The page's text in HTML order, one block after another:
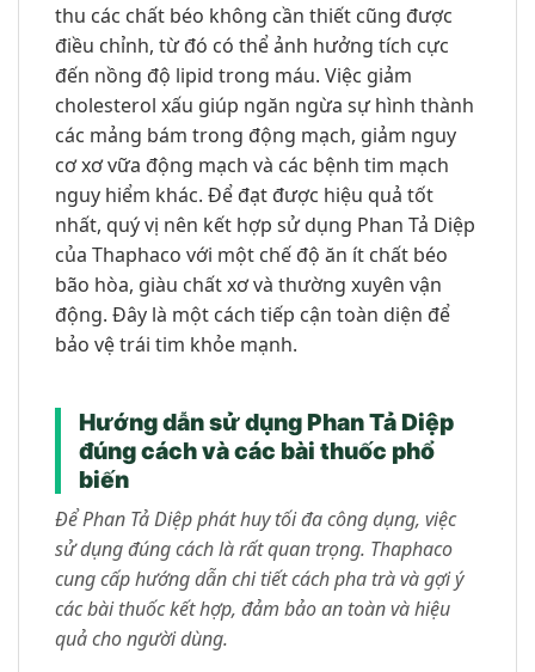
thu các chất béo không cần thiết cũng được
điều chỉnh, từ đó có thể ảnh hưởng tích cực
đến nồng độ lipid trong máu. Việc giảm
cholesterol xấu giúp ngăn ngừa sự hình thành
các mảng bám trong động mạch, giảm nguy
cơ xơ vữa động mạch và các bệnh tim mạch
nguy hiểm khác. Để đạt được hiệu quả tốt
nhất, quý vị nên kết hợp sử dụng Phan Tả Diệp
của Thaphaco với một chế độ ăn ít chất béo
bão hòa, giàu chất xơ và thường xuyên vận
động. Đây là một cách tiếp cận toàn diện để
bảo vệ trái tim khỏe mạnh.
Hướng dẫn sử dụng Phan Tả Diệp
đúng cách và các bài thuốc phổ
biến
Để Phan Tả Diệp phát huy tối đa công dụng, việc
sử dụng đúng cách là rất quan trọng. Thaphaco
cung cấp hướng dẫn chi tiết cách pha trà và gợi ý
các bài thuốc kết hợp, đảm bảo an toàn và hiệu
quả cho người dùng.